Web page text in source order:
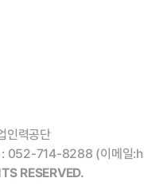
인력공단
052-714-8288 (이메일
RESERVED.